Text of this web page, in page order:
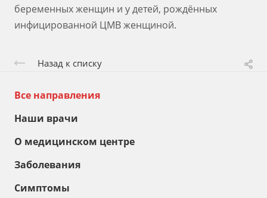
беременных женщин и у детей, рождённых
инфицированной ЦМВ женщиной.
Назад к списку
Все направления
Наши врачи
О медицинском центре
Заболевания
Симптомы